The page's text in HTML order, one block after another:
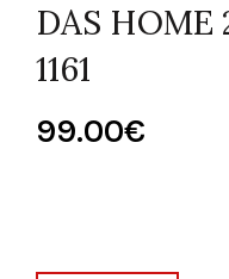
DAS HOME
1161
99.00€